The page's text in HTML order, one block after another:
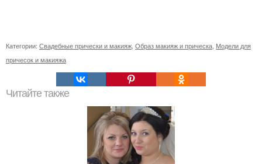
Категории: Свадебные прически и макияж, Образ макияж и прическа, Модели для
причесок и макияжа
Читайте также